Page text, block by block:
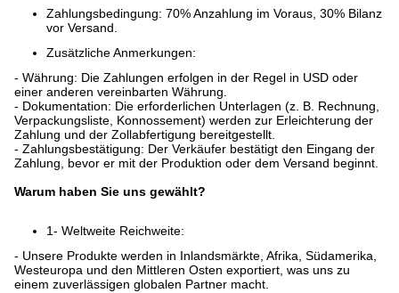
Zahlungsbedingung: 70% Anzahlung im Voraus, 30% Bilanz
vor Versand.
Zusätzliche Anmerkungen:
- Währung: Die Zahlungen erfolgen in der Regel in USD oder
einer anderen vereinbarten Währung.
- Dokumentation: Die erforderlichen Unterlagen (z. B. Rechnung,
Verpackungsliste, Konnossement) werden zur Erleichterung der
Zahlung und der Zollabfertigung bereitgestellt.
- Zahlungsbestätigung: Der Verkäufer bestätigt den Eingang der
Zahlung, bevor er mit der Produktion oder dem Versand beginnt.
Warum haben Sie uns gewählt?
1- Weltweite Reichweite:
- Unsere Produkte werden in Inlandsmärkte, Afrika, Südamerika,
Westeuropa und den Mittleren Osten exportiert, was uns zu
einem zuverlässigen globalen Partner macht.